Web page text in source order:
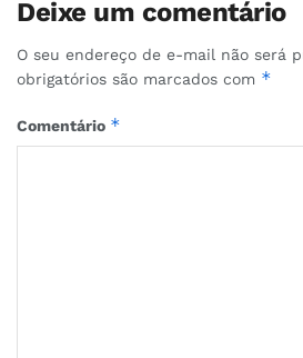
Deixe um comentário
O seu endereço de e-mail não será
obrigatórios são marcados com *
Comentário *